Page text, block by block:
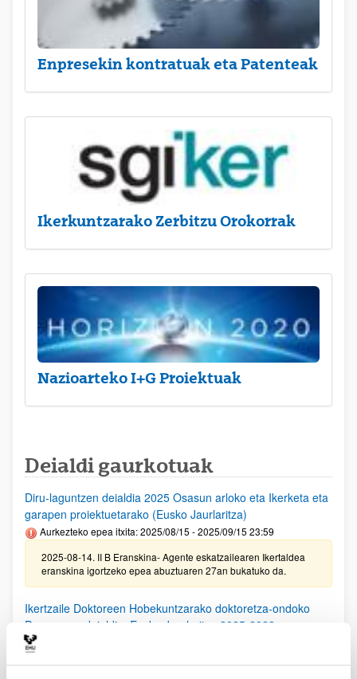
Enpresekin kontratuak eta Patenteak
Ikerkuntzarako Zerbitzu Orokorrak
Nazioarteko I+G Proiektuak
Deialdi gaurkotuak
Diru-laguntzen deialdia 2025 Osasun arloko eta Ikerketa eta
garapen proiektuetarako (Eusko Jaurlaritza)
Aurkezteko epea itxita: 2025/08/15 - 2025/09/15 23:59
2025-08-14. II B Eranskina- Agente eskatzailearen Ikertaldea
eranskina igortzeko epea abuztuaren 27an bukatuko da.
Ikertzaile Doktoreen Hobekuntzarako doktoretza-ondoko
Programen deialdia, Eusko Jaurlaritza 2025-2028
25/08/25. EHUko konpromiso agiria lortzeko epea 2025/09/10